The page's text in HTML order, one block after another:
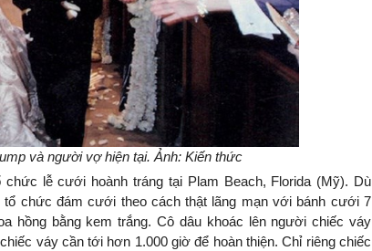
và người vợ hiện tại. Ảnh: Kiến thức
lễ cưới hoành tráng tại Plam Beach, Florida (Mỹ). Dù
chức đám cưới theo cách thật lãng mạn với bánh cưới 7
hồng bằng kem trắng. Cô dâu khoác lên người chiếc váy
váy cần tới hơn 1.000 giờ để hoàn thiện. Chỉ riêng chiếc